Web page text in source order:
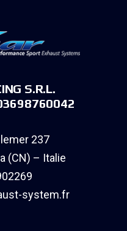
S.R.L.
237
(CN) – Italie
system.fr